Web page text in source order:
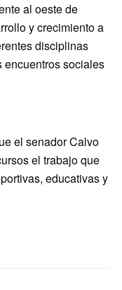
al oeste de
y crecimiento a
disciplinas
encuentros sociales
el senador Calvo
el trabajo que
educativas y